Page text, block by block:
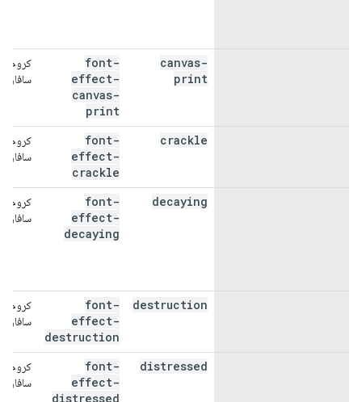
canvas-
print
font-
effect-
canvas-
print
کروم،
سافاری
crackle
font-
effect-
crackle
کروم،
سافاری
decaying
font-
effect-
decaying
کروم،
سافاری
destruction
font-
effect-
destruction
کروم،
سافاری
distressed
font-
effect-
distressed
کروم،
سافاری